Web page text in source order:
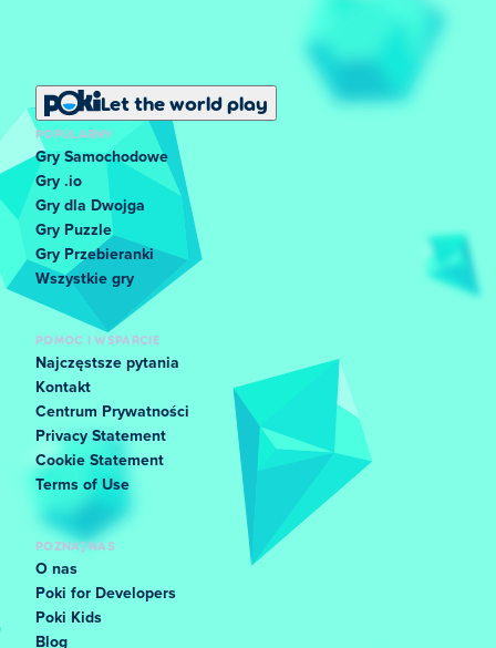
Let the world play
POPULARNY
Gry Samochodowe
Gry .io
Gry dla Dwojga
Gry Puzzle
Gry Przebieranki
Wszystkie gry
POMOC I WSPARCIE
Najczęstsze pytania
Kontakt
Centrum Prywatności
Privacy Statement
Cookie Statement
Terms of Use
POZNAJ NAS
O nas
Poki for Developers
Poki Kids
Blog